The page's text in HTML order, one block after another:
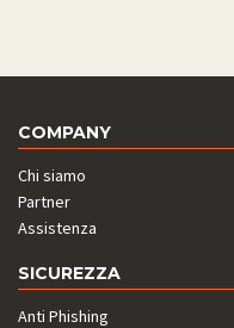
COMPANY
Chi siamo
Partner
Assistenza
SICUREZZA
Anti Phishing